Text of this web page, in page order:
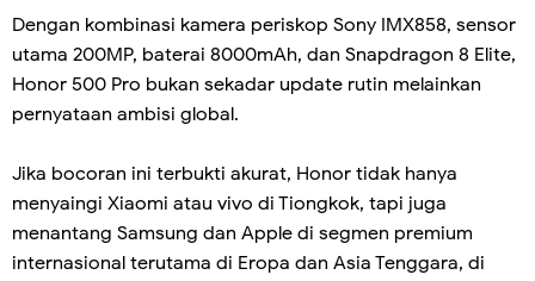
Dengan kombinasi kamera periskop Sony IMX858, sensor
utama 200MP, baterai 8000mAh, dan Snapdragon 8 Elite,
Honor 500 Pro bukan sekadar update rutin melainkan
pernyataan ambisi global.
Jika bocoran ini terbukti akurat, Honor tidak hanya
menyaingi Xiaomi atau vivo di Tiongkok, tapi juga
menantang Samsung dan Apple di segmen premium
internasional terutama di Eropa dan Asia Tenggara, di